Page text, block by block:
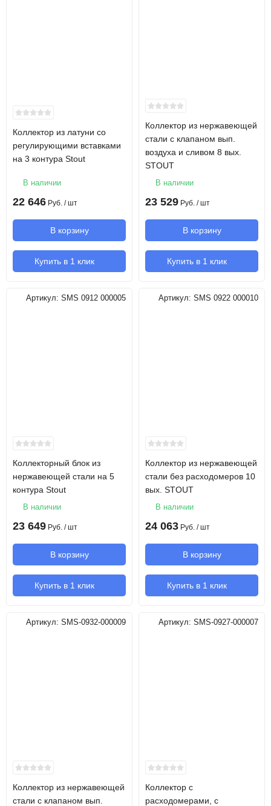
Коллектор из латуни со
регулирующими вставками
на 3 контура Stout
В наличии
22 646 Руб. / шт
В корзину
Купить в 1 клик
Коллектор из нержавеющей
стали с клапаном вып.
воздуха и сливом 8 вых.
STOUT
В наличии
23 529 Руб. / шт
В корзину
Купить в 1 клик
Артикул: SMS 0912 000005
Коллекторный блок из
нержавеющей стали на 5
контура Stout
В наличии
23 649 Руб. / шт
В корзину
Купить в 1 клик
Артикул: SMS 0922 000010
Коллектор из нержавеющей
стали без расходомеров 10
вых. STOUT
В наличии
24 063 Руб. / шт
В корзину
Купить в 1 клик
Артикул: SMS-0932-000009
Коллектор из нержавеющей
стали с клапаном вып.
Артикул: SMS-0927-000007
Коллектор с
расходомерами, с